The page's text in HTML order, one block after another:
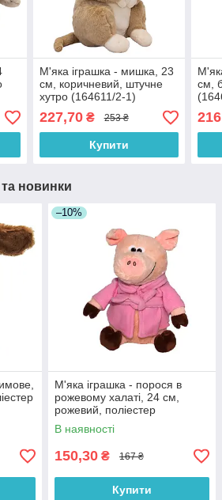
М'яка іграшка - мишка, 23
см, коричневий, штучне
хутро (164611/2-1)
227,70₴ 253 ₴
Купити
см,
216
та новинки
–10%
М'яка іграшка - порося в
рожевому халаті, 24 см,
рожевий, поліестер
(M1717424B-2)
В наявності
150,30 ₴ 167 ₴
Купити